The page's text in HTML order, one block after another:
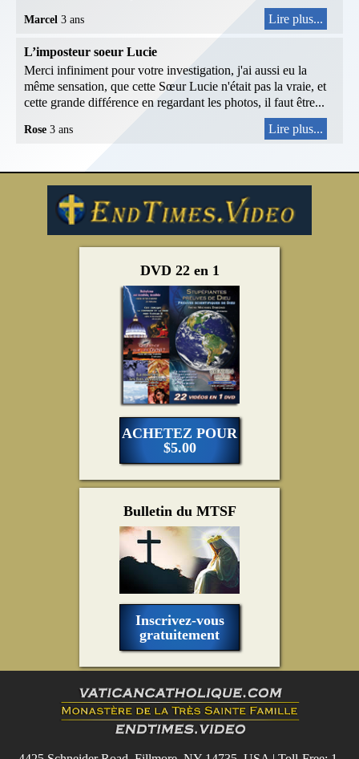
Marcel 3 ans Lire plus...
L’imposteur soeur Lucie
Merci infiniment pour votre investigation, j'ai aussi eu la
même sensation, que cette Sœur Lucie n'était pas la vraie, et
cette grande différence en regardant les photos, il faut être...
Rose 3 ans Lire plus...
DVD 22 en 1
ACHETEZ POUR
$5.00
Bulletin du MTSF
Inscrivez-vous
gratuitement